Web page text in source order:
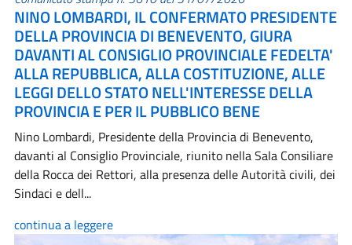
NINO LOMBARDI, IL CONFERMATO PRESIDENTE
DELLA PROVINCIA DI BENEVENTO, GIURA
DAVANTI AL CONSIGLIO PROVINCIALE FEDELTA'
ALLA REPUBBLICA, ALLA COSTITUZIONE, ALLE
LEGGI DELLO STATO NELL'INTERESSE DELLA
PROVINCIA E PER IL PUBBLICO BENE
Nino Lombardi, Presidente della Provincia di Benevento,
davanti al Consiglio Provinciale, riunito nella Sala Consiliare
della Rocca dei Rettori, alla presenza delle Autorità civili, dei
Sindaci e dell...
continua a leggere